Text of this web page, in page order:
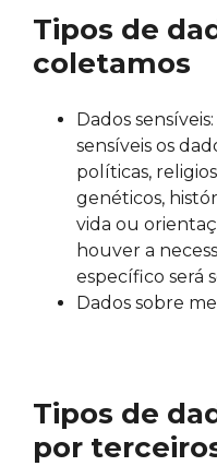
Tipos de
coletamos
Dados
sensíveis os
políticas,
genéticos,
vida ou
houver a
específico será
Dados sobre
Tipos de
por